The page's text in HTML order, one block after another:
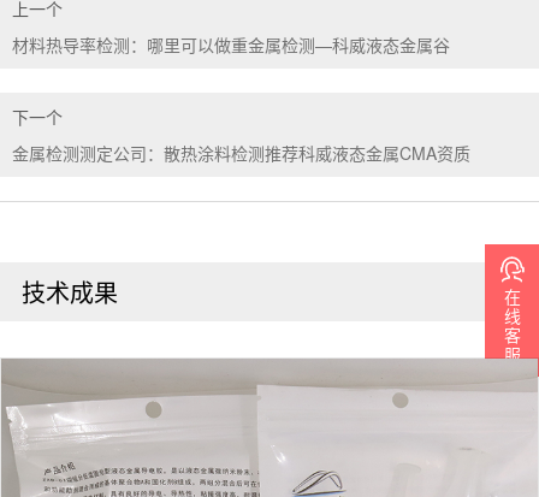
上一个
材料热导率检测：哪里可以做重金属检测—科威液态金属谷
下一个
金属检测测定公司：散热涂料检测推荐科威液态金属CMA资质
技术成果
在
线
客
服